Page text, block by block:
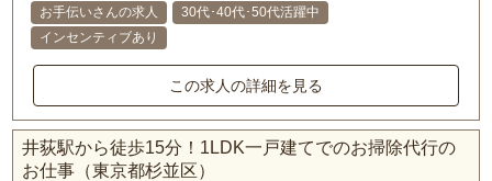
お手伝いさんの求人
30代･40代･50代活躍中
インセンティブあり
この求人の詳細を見る
井荻駅から徒歩15分！1LDK一戸建てでのお掃除代行の
お仕事（東京都杉並区）